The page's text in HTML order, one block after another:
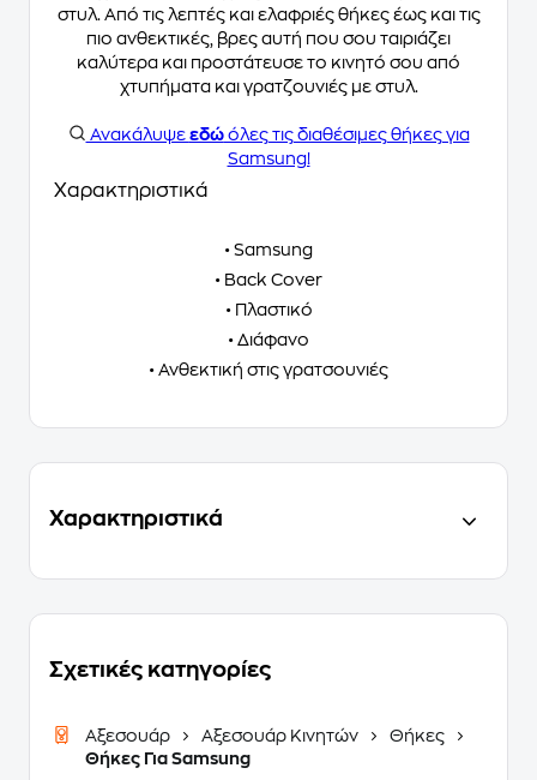
στυλ. Από τις λεπτές και ελαφριές θήκες έως και τις
πιο ανθεκτικές, βρες αυτή που σου ταιριάζει
καλύτερα και προστάτευσε το κινητό σου από
χτυπήματα και γρατζουνιές με στυλ.
Ανακάλυψε εδώόλες τις διαθέσιμες θήκες για
Samsung!
Χαρακτηριστικά
• Samsung
• Back Cover
• Πλαστικό
• Διάφανο
• Ανθεκτική στις γρατσουνιές
Χαρακτηριστικά
Σχετικές κατηγορίες
Αξεσουάρ Αξεσουάρ Κινητών
Θήκες
Θήκες Για Samsung